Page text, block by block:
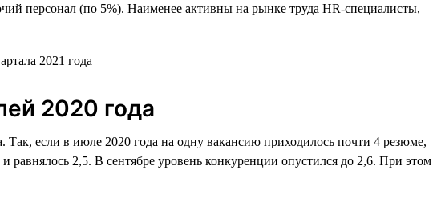
персонал (по 5%). Наименее активны на рынке труда HR-специалисты,
2020 года
Так, если в июле 2020 года на одну вакансию приходилось почти 4 резюме,
равнялось 2,5. В сентябре уровень конкуренции опустился до 2,6. При этом